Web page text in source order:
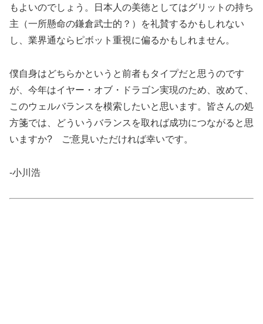
もよいのでしょう。日本人の美徳としてはグリットの持ち
主（一所懸命の鎌倉武士的？）を礼賛するかもしれない
し、業界通ならピボット重視に偏るかもしれません。
僕自身はどちらかというと前者もタイプだと思うのです
が、今年はイヤー・オブ・ドラゴン実現のため、改めて、
このウェルバランスを模索したいと思います。皆さんの処
方箋では、どういうバランスを取れば成功につながると思
いますか? ご意見いただければ幸いです。
-小川浩